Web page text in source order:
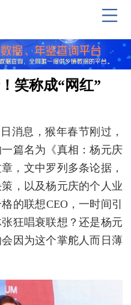
笑称成“网红”
消息，猴年春节刚过，
篇名为《真相：杨元庆
，文中罗列多条论据，
，以及杨元庆的个人业
的联想CEO，一时间引
狂唱衰联想？还是杨元
因为这个掌舵人而日薄